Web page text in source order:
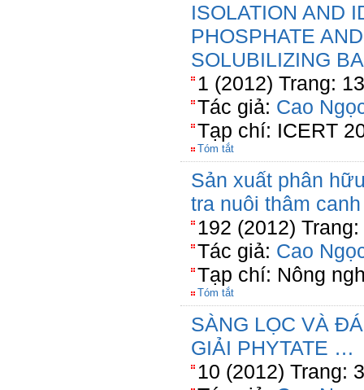
ISOLATION AND
PHOSPHATE
SOLUBILIZING
1 (2012) Trang:
Tác giả: Cao
Tạp chí: ICERT
Tóm tắt
Sản xuất phân
tra nuôi thâm
192 (2012)
Tác giả: Cao
Tạp chí: Nông
Tóm tắt
SÀNG LỌC VÀ
GIẢI PHYTATE …
10 (2012) Trang: